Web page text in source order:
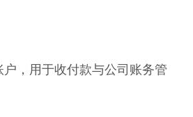
，用于收付款与公司账务管